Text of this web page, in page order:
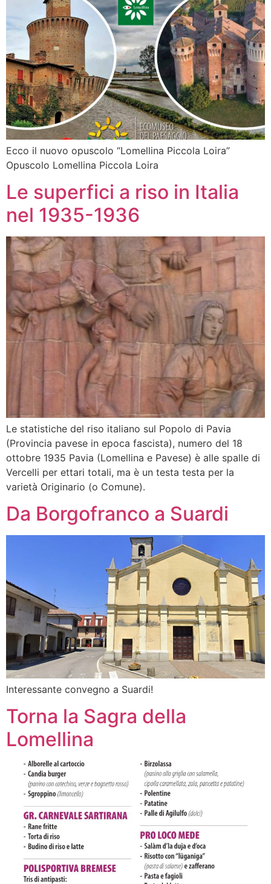
Ecco il nuovo opuscolo “Lomellina Piccola Loira”
Opuscolo Lomellina Piccola Loira
Le superfici a riso in Italia
nel 1935-1936
Le statistiche del riso italiano sul Popolo di Pavia
(Provincia pavese in epoca fascista), numero del 18
ottobre 1935 Pavia (Lomellina e Pavese) è alle spalle di
Vercelli per ettari totali, ma è un testa testa per la
varietà Originario (o Comune).
Da Borgofranco a Suardi
Interessante convegno a Suardi!
Torna la Sagra della
Lomellina